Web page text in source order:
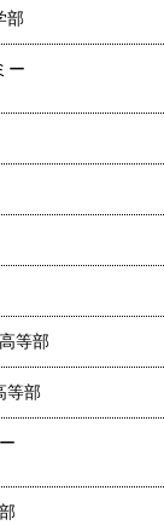
部
ー
等部
等部